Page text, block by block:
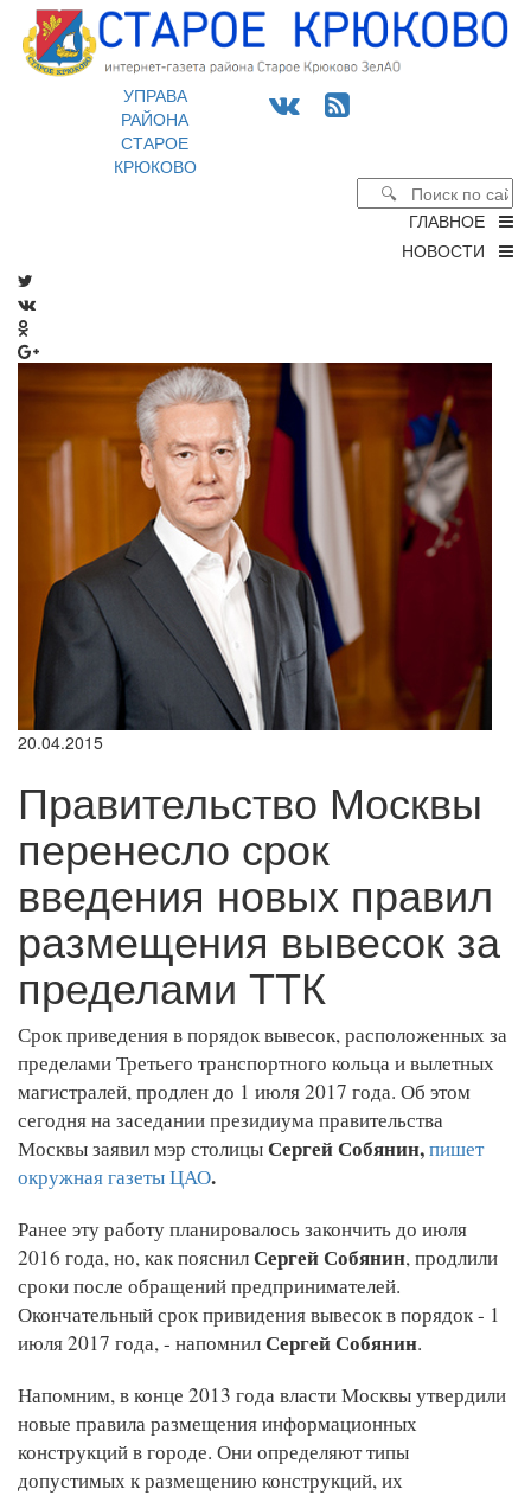
УПРАВА
РАЙОНА
СТАРОЕ
КРЮКОВО
ГЛАВНОЕ
НОВОСТИ
20.04.2015
Правительство Москвы
перенесло срок
введения новых правил
размещения вывесок за
пределами ТТК
Срок приведения в порядок вывесок, расположенных за
пределами Третьего транспортного кольца и вылетных
магистралей, продлен до 1 июля 2017 года. Об этом
сегодня на заседании президиума правительства
Москвы заявил мэр столицыСергей Собянин,пишет
окружная газеты ЦАО.
Ранее эту работу планировалось закончить до июля
2016 года, но, как пояснилСергей Собянин, продлили
сроки после обращений предпринимателей.
Окончательный срок привидения вывесок в порядок - 1
июля 2017 года, - напомнилСергей Собянин.
Напомним, в конце 2013 года власти Москвы утвердили
новые правила размещения информационных
конструкций в городе. Они определяют типы
допустимых к размещению конструкций, их